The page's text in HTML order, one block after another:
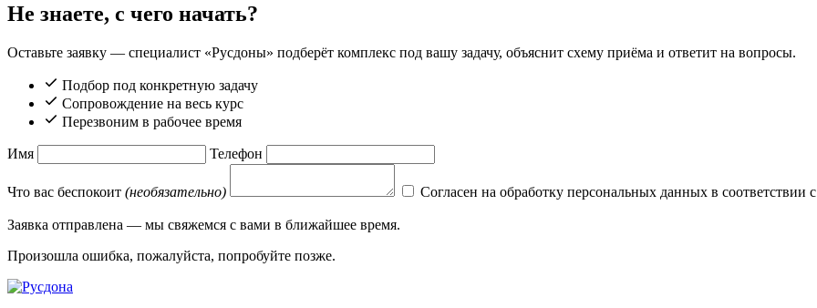
Не знаете, с чего начать?
Оставьте заявку — специалист «Русдоны» подберёт комплекс под вашу задачу, объяснит схему приёма и ответит на вопросы.
Подбор под конкретную задачу
Сопровождение на весь курс
Перезвоним в рабочее время
Имя Телефон
Что вас беспокоит (необязательно) Согласен на обработку персональных данных в соответствии с
Заявка отправлена — мы свяжемся с вами в ближайшее время.
Произошла ошибка, пожалуйста, попробуйте позже.